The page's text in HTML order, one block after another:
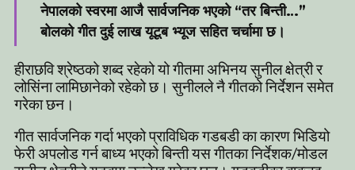
नेपालको स्वरमा आजै सार्वजनिक भएको “तर बिन्ती…”
बोलको गीत दुई लाख यूटूब भ्यूज सहित चर्चामा छ।
हीराछवि श्रेष्ठको शब्द रहेको यो गीतमा अभिनय सुनील क्षेत्री र
लोसिंना लामिछानेको रहेको छ। सुनीलले नै गीतको निर्देशन समेत
गरेका छन।
गीत सार्वजनिक गर्दा भएको प्राविधिक गडबडी का कारण भिडियो
फेरी अपलोड गर्न बाध्य भएको बिन्ती यस गीतका निर्देशक/मोडल